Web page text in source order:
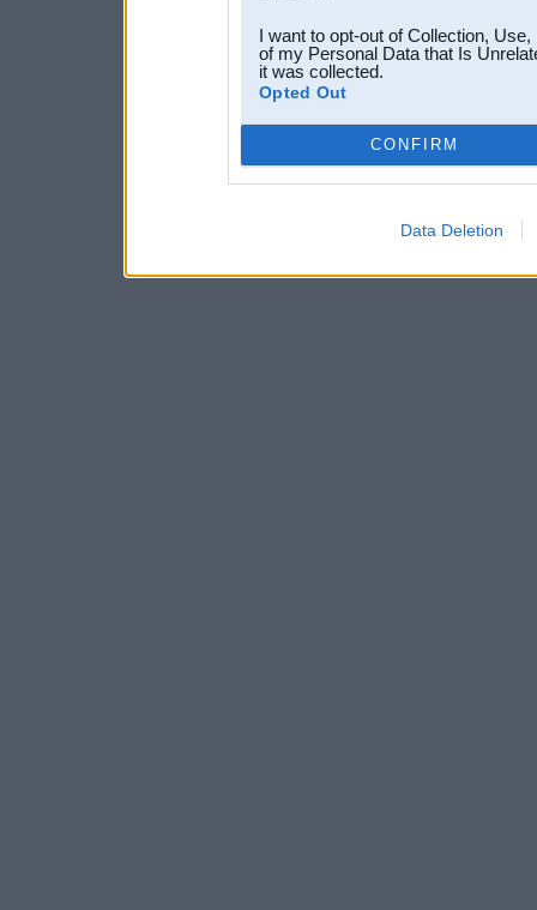
I want to opt-out of Collection,
of my Personal Data that Is
it was collected.
Opted Out
CONFIRM
Data Deletion